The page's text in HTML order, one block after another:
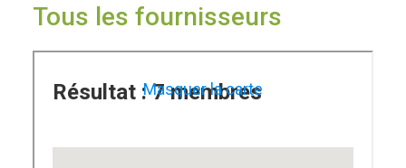
Tous les fournisseurs